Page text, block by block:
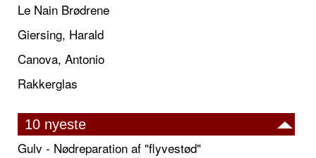
Le Nain Brødrene
Giersing, Harald
Canova, Antonio
Rakkerglas
10 nyeste
Gulv - Nødreparation af "flyvestød"